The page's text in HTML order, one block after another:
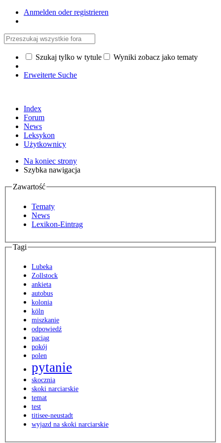
Anmelden oder registrieren
Szukaj tylko w tytule Wyniki zobacz jako tematy
Erweiterte Suche
Index
Forum
News
Leksykon
Użytkownicy
Na koniec strony
Szybka nawigacja
Zawartość
Tematy
News
Lexikon-Eintrag
Tagi
Lubeka
Zollstock
ankieta
autobus
kolonia
köln
miszkanie
odpowiedź
paciąg
pokój
polen
pytanie
skocznia
skoki narciarskie
temat
test
titisee-neustadt
wyjazd na skoki narciarskie